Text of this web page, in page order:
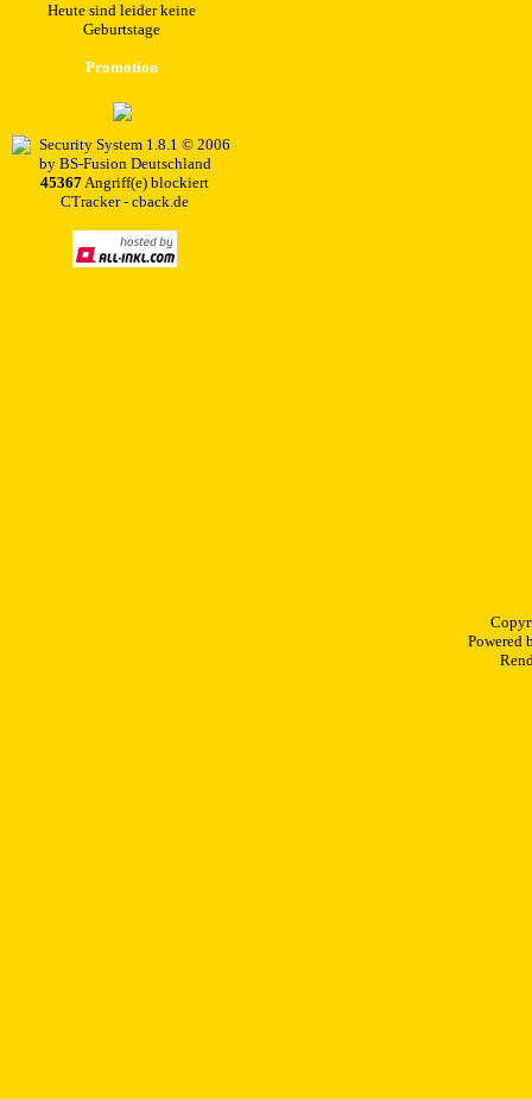
Heute sind leider keine
Geburtstage
Promotion
45367Angriff(e) blockiert
CTracker - cback.de
Powered